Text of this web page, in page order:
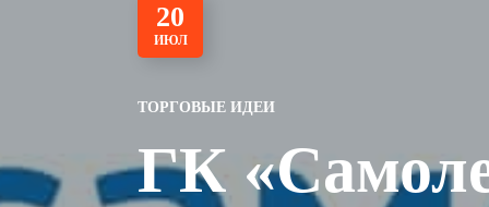
20
ИЮЛ
ТОРГОВЫЕ ИДЕИ
ГК